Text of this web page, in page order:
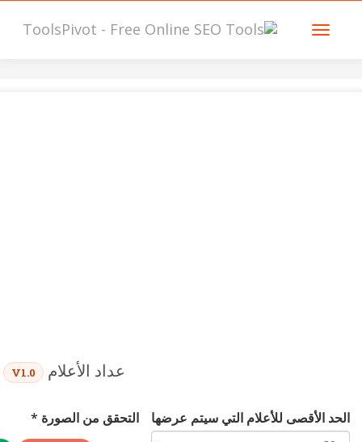
عداد الأعلام V1.0
الحد الأقصى للأعلام التي سيتم عرضها التحقق من الصورة *